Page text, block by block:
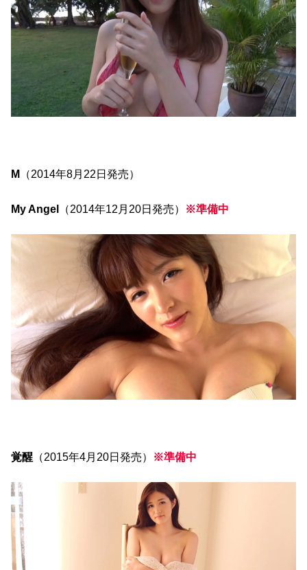
M （2014年8月22日発売）
My Angel （2014年12月20日発売） ※準備中
覚醒 （2015年4月20日発売） ※準備中